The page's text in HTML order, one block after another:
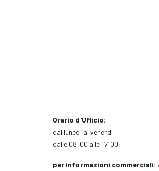
Orario d'Ufficio:
dal lunedì al venerdì
dalle 08:00 alle 17:00
per informazioni commerciali: